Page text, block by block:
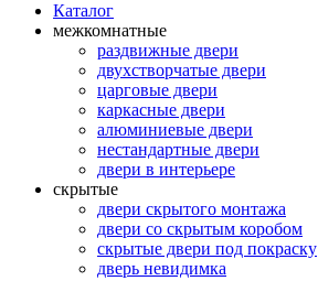
Каталог
межкомнатные
раздвижные двери
двухстворчатые двери
царговые двери
каркасные двери
алюминиевые двери
нестандартные двери
двери в интерьере
скрытые
двери скрытого монтажа
двери со скрытым коробом
скрытые двери под покраску
дверь невидимка